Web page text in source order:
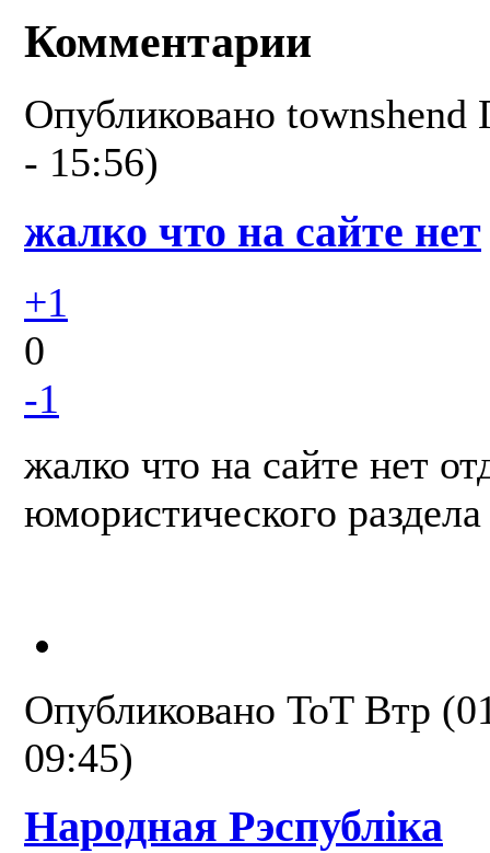
Комментарии
Опубликовано townshend
- 15:56)
жалко что на сайте нет
+1
0
-1
жалко что на сайте нет
юмористического раздела
Опубликовано ToT Втр
09:45)
Народная Рэспубліка